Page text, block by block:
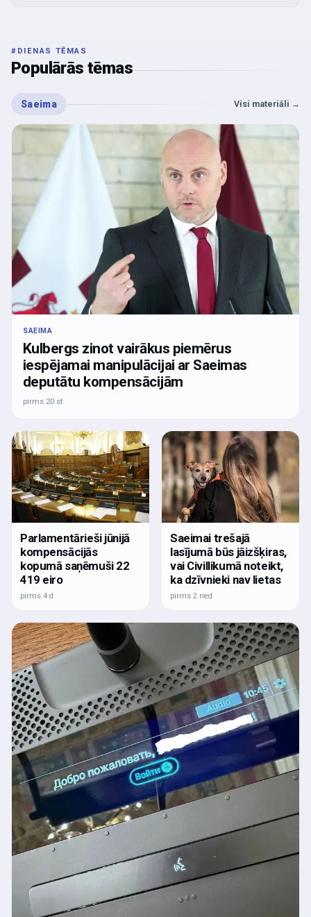
# DIENAS TĒMAS
Populārās tēmas
Saeima Visi materiāli →
SAEIMA
Kulbergs zinot vairākus piemērus
iespējamai manipulācijai ar Saeimas
deputātu kompensācijām
pirms 20 st
Parlamentārieši jūnijā
kompensācijās
kopumā saņēmuši 22
419 eiro
pirms 4 d
Saeimai trešajā
lasījumā būs jāizšķiras,
vai Civillikumā noteikt,
ka dzīvnieki nav lietas
pirms 2 ned